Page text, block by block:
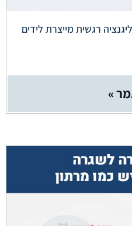
רגשית מייצרת לידים
»